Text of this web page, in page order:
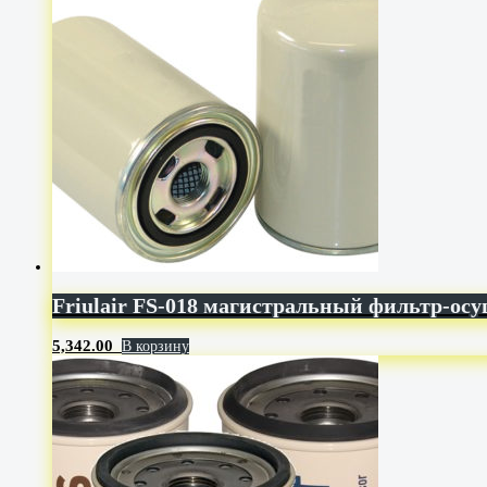
Friulair FS-018 магистральный фильтр-
5,342.00 В корзину